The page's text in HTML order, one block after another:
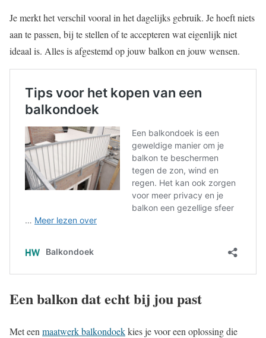
Je merkt het verschil vooral in het dagelijks gebruik. Je hoeft niets
aan te passen, bij te stellen of te accepteren wat eigenlijk niet
ideaal is. Alles is afgestemd op jouw balkon en jouw wensen.
Een balkon dat echt bij jou past
Met een maatwerk balkondoekkies je voor een oplossing die